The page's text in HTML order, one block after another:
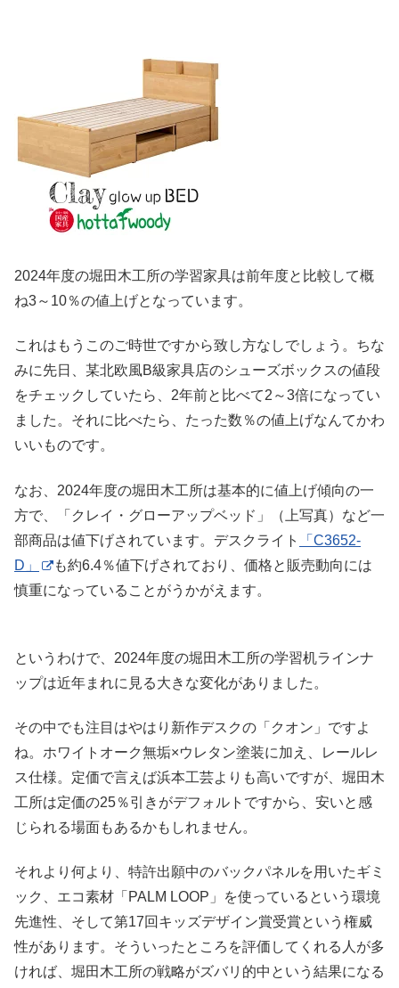
2024年度の堀田木工所の学習家具は前年度と比較して概
ね3～10％の値上げとなっています。
これはもうこのご時世ですから致し方なしでしょう。ちな
みに先日、某北欧風B級家具店のシューズボックスの値段
をチェックしていたら、2年前と比べて2～3倍になってい
ました。それに比べたら、たった数％の値上げなんてかわ
いいものです。
なお、2024年度の堀田木工所は基本的に値上げ傾向の一
方で、「クレイ・グローアップベッド」（上写真）など一
部商品は値下げされています。デスクライト
「C3652-
D」
も約6.4％値下げされており、価格と販売動向には
慎重になっていることがうかがえます。
というわけで、2024年度の堀田木工所の学習机ラインナ
ップは近年まれに見る大きな変化がありました。
その中でも注目はやはり新作デスクの「クオン」ですよ
ね。ホワイトオーク無垢×ウレタン塗装に加え、レールレ
ス仕様。定価で言えば浜本工芸よりも高いですが、堀田木
工所は定価の25％引きがデフォルトですから、安いと感
じられる場面もあるかもしれません。
それより何より、特許出願中のバックパネルを用いたギミ
ック、エコ素材「PALM LOOP」を使っているという環境
先進性、そして第17回キッズデザイン賞受賞という権威
性があります。そういったところを評価してくれる人が多
ければ、堀田木工所の戦略がズバリ的中という結果になる